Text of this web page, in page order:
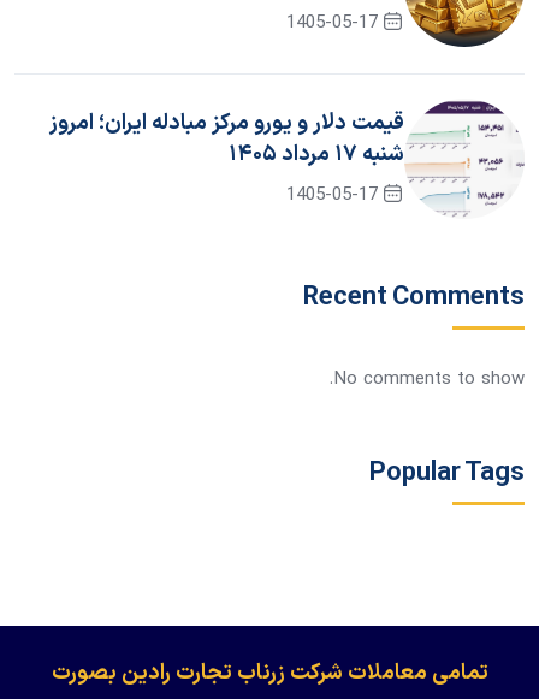
1405-05-17
قیمت دلار و یورو مرکز مبادله ایران؛ امروز
شنبه ۱۷ مرداد ۱۴۰۵
1405-05-17
Recent Comments
No comments to show.
Popular Tags
​​​​​​تمامی معاملات شرکت زرناب تجارت رادین بصورت